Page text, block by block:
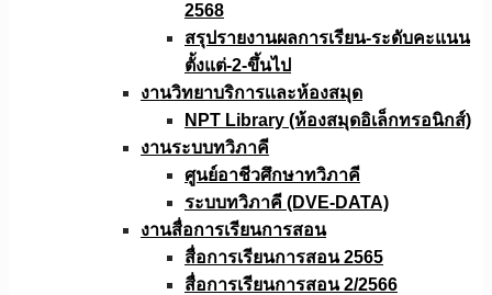
2568
สรุปรายงานผลการเรียน-ระดับคะแนน
ตั้งแต่-2-ขึ้นไป
งานวิทยาบริการเเละห้องสมุด
NPT Library (ห้องสมุดอิเล็กทรอนิกส์)
งานระบบทวิภาคี
ศูนย์อาชีวศึกษาทวิภาคี
ระบบทวิภาคี (DVE-DATA)
งานสื่อการเรียนการสอน
สื่อการเรียนการสอน 2565
สื่อการเรียนการสอน 2/2566